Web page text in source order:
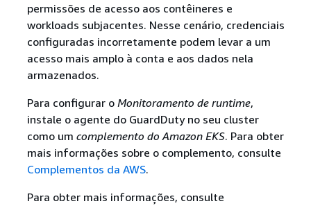
permissões de acesso aos contêineres e
workloads subjacentes. Nesse cenário, credenciais
configuradas incorretamente podem levar a um
acesso mais amplo à conta e aos dados nela
armazenados.
Para configurar o Monitoramento de runtime,
instale o agente do GuardDuty no seu cluster
como um complemento do Amazon EKS. Para obter
mais informações sobre o complemento, consulte
Complementos da AWS.
Para obter mais informações, consulte